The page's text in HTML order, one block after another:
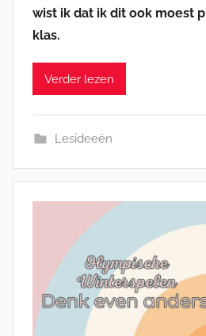
wist ik dat ik dit ook moest
klas.
Verder lezen
Lesideeën